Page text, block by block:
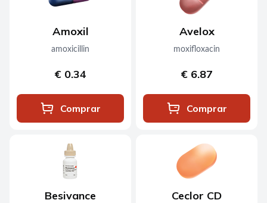
Amoxil
amoxicillin
€ 0.34
Comprar
Avelox
moxifloxacin
€ 6.87
Comprar
Besivance Ceclor CD